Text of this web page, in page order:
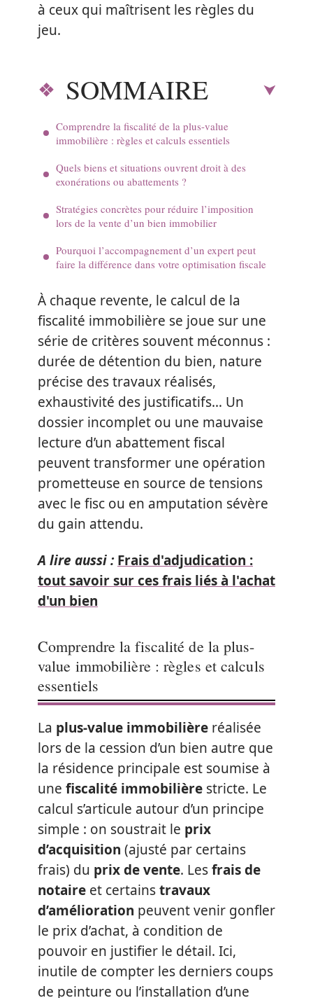
à ceux qui maîtrisent les règles du
jeu.
SOMMAIRE
Comprendre la fiscalité de la plus-value
immobilière : règles et calculs essentiels
Quels biens et situations ouvrent droit à des
exonérations ou abattements ?
Stratégies concrètes pour réduire l’imposition
lors de la vente d’un bien immobilier
Pourquoi l’accompagnement d’un expert peut
faire la différence dans votre optimisation fiscale
À chaque revente, le calcul de la
fiscalité immobilière se joue sur une
série de critères souvent méconnus :
durée de détention du bien, nature
précise des travaux réalisés,
exhaustivité des justificatifs… Un
dossier incomplet ou une mauvaise
lecture d’un abattement fiscal
peuvent transformer une opération
prometteuse en source de tensions
avec le fisc ou en amputation sévère
du gain attendu.
A lire aussi : Frais d'adjudication :
tout savoir sur ces frais liés à l'achat
d'un bien
Comprendre la fiscalité de la plus-
value immobilière : règles et calculs
essentiels
La plus-value immobilière réalisée
lors de la cession d’un bien autre que
la résidence principale est soumise à
une fiscalité immobilière stricte. Le
calcul s’articule autour d’un principe
simple : on soustrait le prix
d’acquisition (ajusté par certains
frais) du prix de vente. Lesfrais de
notaire et certainstravaux
d’amélioration peuvent venir gonfler
le prix d’achat, à condition de
pouvoir en justifier le détail. Ici,
inutile de compter les derniers coups
de peinture ou l’installation d’une